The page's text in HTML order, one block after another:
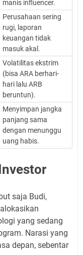
manis influencer.
Perusahaan sering
rugi, laporan
keuangan tidak
masuk akal.
Volatilitas ekstrim
(bisa ARA berhari-
hari lalu ARB
beruntun).
Menyimpan jangka
panjang sama
dengan menunggu
uang habis.
saja Budi,
yang sedang
Narasi yang
depan, sebentar